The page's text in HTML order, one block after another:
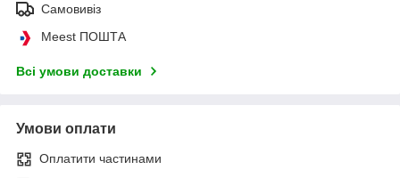
Самовивіз
Meest ПОШТА
Всі умови доставки
Умови оплати
Оплатити частинами